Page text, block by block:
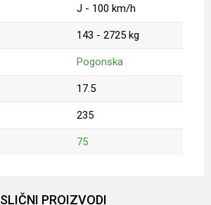
J - 100 km/h
143 - 2725 kg
Pogonska
17.5
235
75
SLIČNI PROIZVODI